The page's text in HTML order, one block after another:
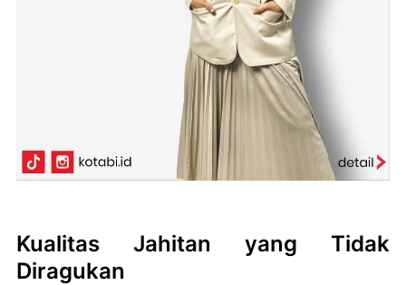
Kualitas Jahitan yang Tidak
Diragukan